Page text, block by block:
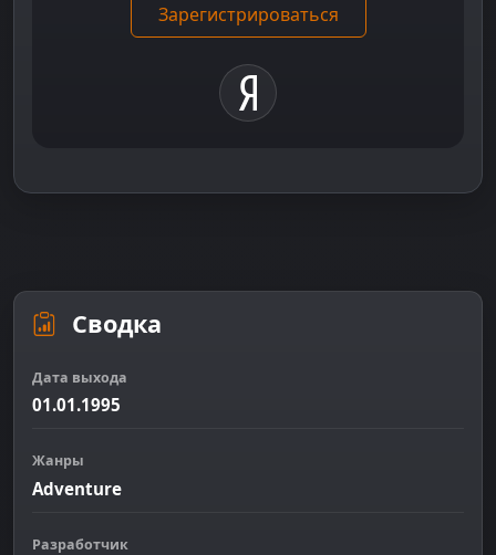
Зарегистрироваться
Сводка
Дата выхода
01.01.1995
Жанры
Adventure
Разработчик